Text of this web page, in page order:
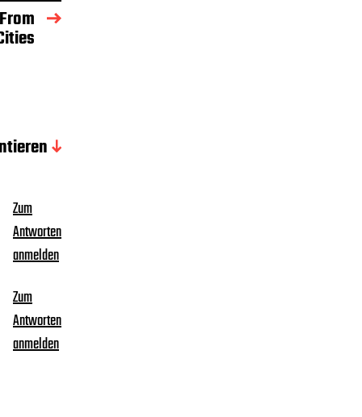
Zum
Antworten
anmelden
Zum
Antworten
anmelden